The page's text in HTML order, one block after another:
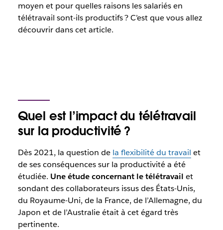
moyen et pour quelles raisons les salariés en
télétravail sont-ils productifs ? C’est que vous allez
découvrir dans cet article.
Quel est l’impact du télétravail
sur la productivité ?
Dès 2021, la question de la flexibilité du travail et
de ses conséquences sur la productivité a été
étudiée. Une étude concernant le télétravail et
sondant des collaborateurs issus des États-Unis,
du Royaume-Uni, de la France, de l’Allemagne, du
Japon et de l’Australie était à cet égard très
pertinente.